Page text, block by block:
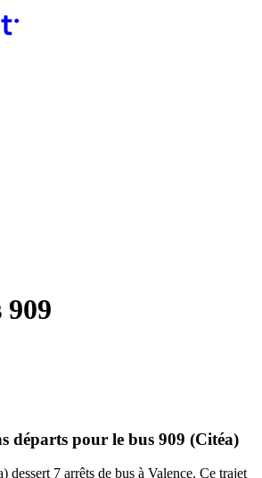
départs pour le bus 909 (Citéa)
dessert 7 arrêts de bus à Valence. Ce trajet